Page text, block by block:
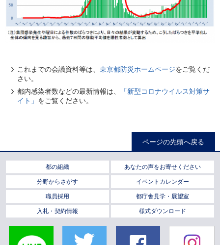
これまでの会議資料等は、東京都防災ホームページをご覧くだ
さい。
都内感染者数などの最新情報は、
「新型コロナウイルス対策サ
イト」 をご覧ください。
ページの先頭へ戻る
都の組織 あなたの声をお寄せください
分野からさがす イベントカレンダー
職員採用 都庁舎見学・展望室
入札・契約情報 様式ダウンロード